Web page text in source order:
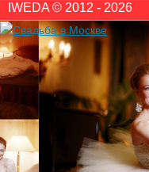
IWEDA © 2012 - 2026